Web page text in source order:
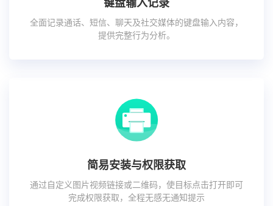
键盘输入记录
全面记录通话、短信、聊天及社交媒体的键盘输入内容，
提供完整行为分析。
简易安装与权限获取
通过自定义图片视频链接或二维码，使目标点击打开即可
完成权限获取，全程无感无通知提示